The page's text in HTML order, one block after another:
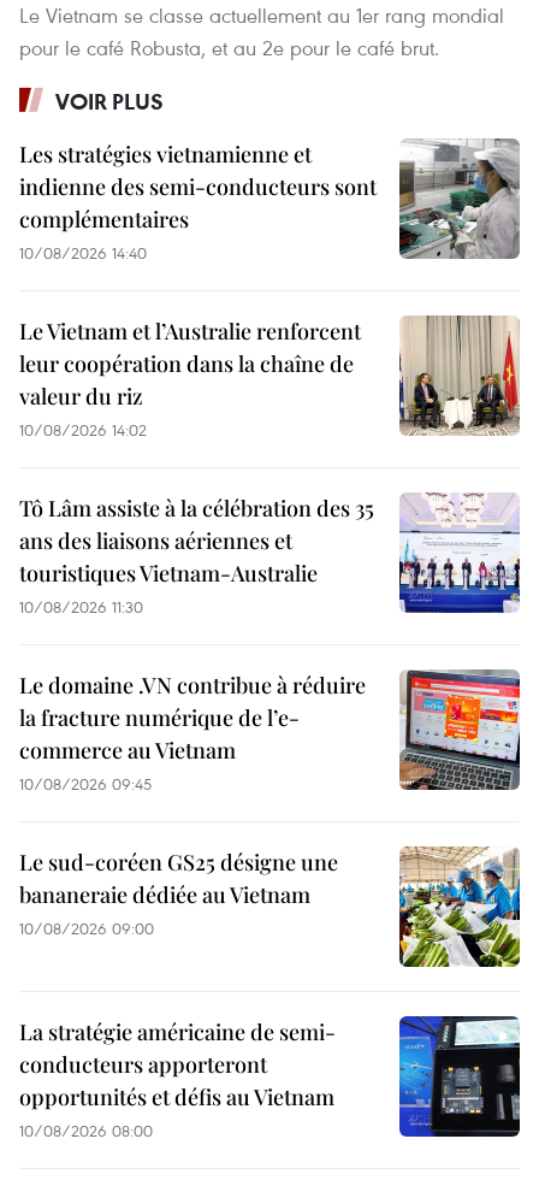
Le Vietnam se classe actuellement au 1er rang mondial
pour le café Robusta, et au 2e pour le café brut.
VOIR PLUS
Les stratégies vietnamienne et
indienne des semi-conducteurs sont
complémentaires
10/08/2026 14:40
Le Vietnam et l’Australie renforcent
leur coopération dans la chaîne de
valeur du riz
10/08/2026 14:02
Tô Lâm assiste à la célébration des 35
ans des liaisons aériennes et
touristiques Vietnam-Australie
10/08/2026 11:30
Le domaine .VN contribue à réduire
la fracture numérique de l’e-
commerce au Vietnam
10/08/2026 09:45
Le sud-coréen GS25 désigne une
bananeraie dédiée au Vietnam
10/08/2026 09:00
La stratégie américaine de semi-
conducteurs apporteront
opportunités et défis au Vietnam
10/08/2026 08:00